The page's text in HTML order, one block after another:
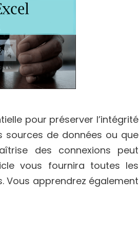
pour préserver l’intégrité
sources de données ou que
des connexions peut
vous fournira toutes les
Vous apprendrez également